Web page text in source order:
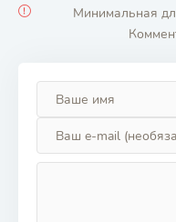
Минимальная